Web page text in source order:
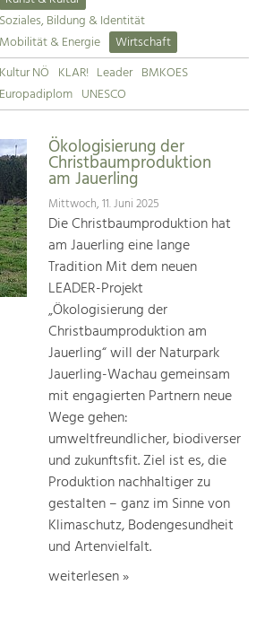
und
und Forschung.
&
Jugend und
Verkehr und
Wertschöpfung
Soziales, Bildung & Identität
Mobilität & Energie
Wirtschaft
Kultur NÖ KLAR! Leader BMKOES
Europadiplom UNESCO
Ökologisierung der
Christbaumproduktion
am Jauerling
Mittwoch, 11. Juni 2025
Die Christbaumproduktion hat
am Jauerling eine lange
Tradition Mit dem neuen
LEADER-Projekt
„Ökologisierung der
Christbaumproduktion am
Jauerling“ will der Naturpark
Jauerling-Wachau gemeinsam
mit engagierten Partnern neue
Wege gehen:
umweltfreundlicher, biodiverser
und zukunftsfit. Ziel ist es, die
Produktion nachhaltiger zu
gestalten – ganz im Sinne von
Klimaschutz, Bodengesundheit
und Artenvielfalt.
weiterlesen »